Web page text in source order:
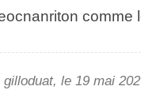
comme
le 19 mai